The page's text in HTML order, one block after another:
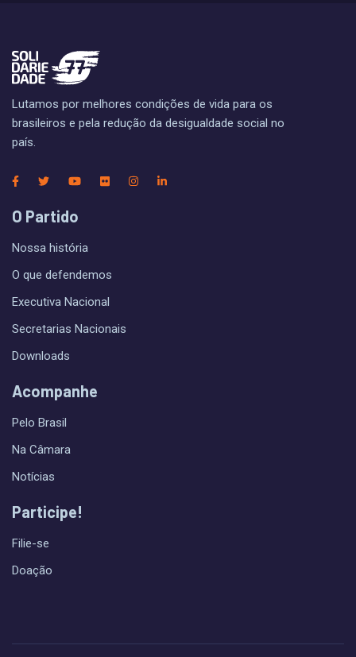
Lutamos por melhores condições de vida para os
brasileiros e pela redução da desigualdade social no
país.
O Partido
Nossa história
O que defendemos
Executiva Nacional
Secretarias Nacionais
Downloads
Acompanhe
Pelo Brasil
Na Câmara
Notícias
Participe!
Filie-se
Doação